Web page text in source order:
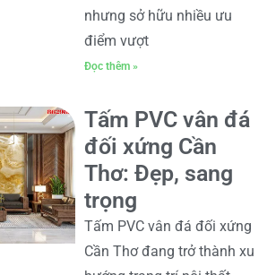
nhưng sở hữu nhiều ưu
điểm vượt
Đọc thêm »
Tấm PVC vân đá
đối xứng Cần
Thơ: Đẹp, sang
trọng
Tấm PVC vân đá đối xứng
Cần Thơ đang trở thành xu